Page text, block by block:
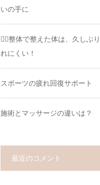
いの手に
🏌️‍♂️整体で整えた体は、久しぶ
れにくい！
スポーツの疲れ回復サポート
施術とマッサージの違いは？
最近のコメント